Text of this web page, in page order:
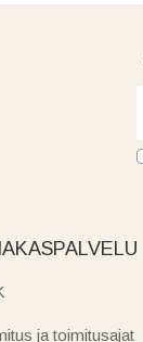
ja toimitusajat